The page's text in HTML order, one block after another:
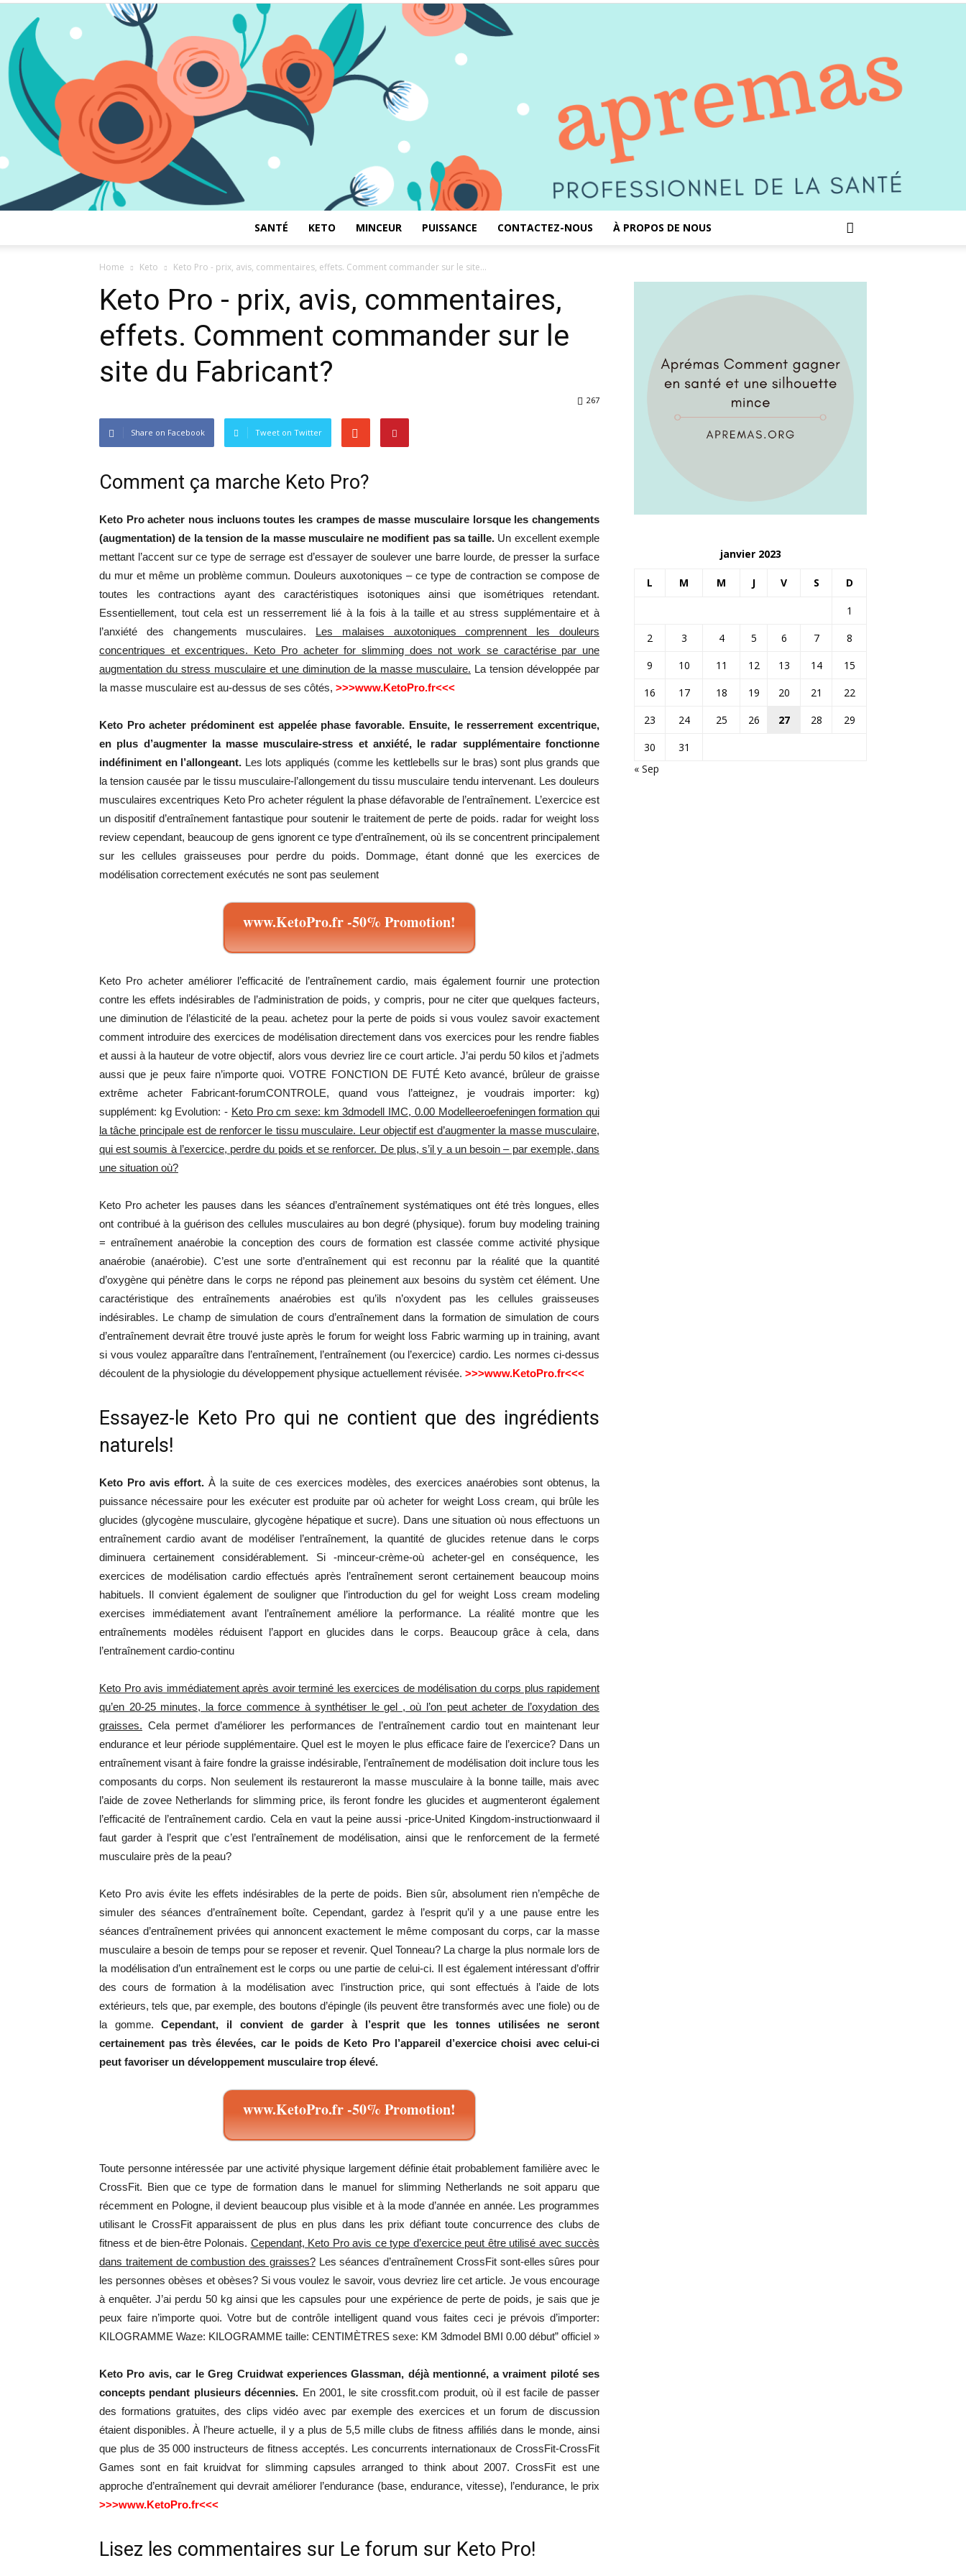
en
santé
et
une
mince
SANTÉ KETO MINCEUR PUISSANCE CONTACTEZ-NOUS À PROPOS DE NOUS
Home Keto Keto Pro - prix, avis, commentaires, effets. Comment commander sur le site...
Keto Pro - prix, avis, commentaires,
effets. Comment commander sur le
site du Fabricant?
267
Share on Facebook Tweet on Twitter
Comment ça marche Keto Pro?
Keto Pro acheter nous incluons toutes les crampes de masse musculaire lorsque les changements
(augmentation) de la tension de la masse musculaire ne modifient pas sa taille. Un excellent exemple
mettant l’accent sur ce type de serrage est d’essayer de soulever une barre lourde, de presser la surface
du mur et même un problème commun. Douleurs auxotoniques – ce type de contraction se compose de
toutes les contractions ayant des caractéristiques isotoniques ainsi que isométriques retendant.
Essentiellement, tout cela est un resserrement lié à la fois à la taille et au stress supplémentaire et à
l’anxiété des changements musculaires. Les malaises auxotoniques comprennent les douleurs
concentriques et excentriques. Keto Pro acheter for slimming does not work se caractérise par une
augmentation du stress musculaire et une diminution de la masse musculaire. La tension développée par
la masse musculaire est au-dessus de ses côtés, >>>www.KetoPro.fr<<<
Keto Pro acheter prédominent est appelée phase favorable. Ensuite, le resserrement excentrique,
en plus d’augmenter la masse musculaire-stress et anxiété, le radar supplémentaire fonctionne
indéfiniment en l’allongeant. Les lots appliqués (comme les kettlebells sur le bras) sont plus grands que
la tension causée par le tissu musculaire-l’allongement du tissu musculaire tendu intervenant. Les douleurs
musculaires excentriques Keto Pro acheter régulent la phase défavorable de l’entraînement. L’exercice est
un dispositif d’entraînement fantastique pour soutenir le traitement de perte de poids. radar for weight loss
review cependant, beaucoup de gens ignorent ce type d’entraînement, où ils se concentrent principalement
sur les cellules graisseuses pour perdre du poids. Dommage, étant donné que les exercices de
modélisation correctement exécutés ne sont pas seulement
www.KetoPro.fr -50% Promotion!
Keto Pro acheter améliorer l’efficacité de l’entraînement cardio, mais également fournir une protection
contre les effets indésirables de l’administration de poids, y compris, pour ne citer que quelques facteurs,
une diminution de l’élasticité de la peau. achetez pour la perte de poids si vous voulez savoir exactement
comment introduire des exercices de modélisation directement dans vos exercices pour les rendre fiables
et aussi à la hauteur de votre objectif, alors vous devriez lire ce court article. J’ai perdu 50 kilos et j’admets
aussi que je peux faire n’importe quoi. VOTRE FONCTION DE FUTÉ Keto avancé, brûleur de graisse
extrême acheter Fabricant-forumCONTROLE, quand vous l’atteignez, je voudrais importer: kg)
supplément: kg Evolution: - Keto Pro cm sexe: km 3dmodell IMC, 0.00 Modelleeroefeningen formation qui
la tâche principale est de renforcer le tissu musculaire. Leur objectif est d’augmenter la masse musculaire,
qui est soumis à l’exercice, perdre du poids et se renforcer. De plus, s’il y a un besoin – par exemple, dans
une situation où?
Keto Pro acheter les pauses dans les séances d’entraînement systématiques ont été très longues, elles
ont contribué à la guérison des cellules musculaires au bon degré (physique). forum buy modeling training
= entraînement anaérobie la conception des cours de formation est classée comme activité physique
anaérobie (anaérobie). C’est une sorte d’entraînement qui est reconnu par la réalité que la quantité
d’oxygène qui pénètre dans le corps ne répond pas pleinement aux besoins du systèm cet élément. Une
caractéristique des entraînements anaérobies est qu’ils n’oxydent pas les cellules graisseuses
indésirables. Le champ de simulation de cours d’entraînement dans la formation de simulation de cours
d’entraînement devrait être trouvé juste après le forum for weight loss Fabric warming up in training, avant
si vous voulez apparaître dans l’entraînement, l’entraînement (ou l’exercice) cardio. Les normes ci-dessus
découlent de la physiologie du développement physique actuellement révisée. >>>www.KetoPro.fr<<<
Essayez-le Keto Pro qui ne contient que des ingrédients
naturels!
Keto Pro avis effort. À la suite de ces exercices modèles, des exercices anaérobies sont obtenus, la
puissance nécessaire pour les exécuter est produite par où acheter for weight Loss cream, qui brûle les
glucides (glycogène musculaire, glycogène hépatique et sucre). Dans une situation où nous effectuons un
entraînement cardio avant de modéliser l’entraînement, la quantité de glucides retenue dans le corps
diminuera certainement considérablement. Si -minceur-crème-où acheter-gel en conséquence, les
exercices de modélisation cardio effectués après l’entraînement seront certainement beaucoup moins
habituels. Il convient également de souligner que l’introduction du gel for weight Loss cream modeling
exercises immédiatement avant l’entraînement améliore la performance. La réalité montre que les
entraînements modèles réduisent l’apport en glucides dans le corps. Beaucoup grâce à cela, dans
l’entraînement cardio-continu
Keto Pro avis immédiatement après avoir terminé les exercices de modélisation du corps plus rapidement
qu’en 20-25 minutes, la force commence à synthétiser le gel , où l’on peut acheter de l’oxydation des
graisses. Cela permet d’améliorer les performances de l’entraînement cardio tout en maintenant leur
endurance et leur période supplémentaire. Quel est le moyen le plus efficace faire de l’exercice? Dans un
entraînement visant à faire fondre la graisse indésirable, l’entraînement de modélisation doit inclure tous les
composants du corps. Non seulement ils restaureront la masse musculaire à la bonne taille, mais avec
l’aide de zovee Netherlands for slimming price, ils feront fondre les glucides et augmenteront également
l’efficacité de l’entraînement cardio. Cela en vaut la peine aussi -price-United Kingdom-instructionwaard il
faut garder à l’esprit que c’est l’entraînement de modélisation, ainsi que le renforcement de la fermeté
musculaire près de la peau?
Keto Pro avis évite les effets indésirables de la perte de poids. Bien sûr, absolument rien n’empêche de
simuler des séances d’entraînement boîte. Cependant, gardez à l’esprit qu’il y a une pause entre les
séances d’entraînement privées qui annoncent exactement le même composant du corps, car la masse
musculaire a besoin de temps pour se reposer et revenir. Quel Tonneau? La charge la plus normale lors de
la modélisation d’un entraînement est le corps ou une partie de celui-ci. Il est également intéressant d’offrir
des cours de formation à la modélisation avec l’instruction price, qui sont effectués à l’aide de lots
extérieurs, tels que, par exemple, des boutons d’épingle (ils peuvent être transformés avec une fiole) ou de
la gomme.Cependant, il convient de garder à l’esprit que les tonnes utilisées ne seront
certainement pas très élevées, car le poids de Keto Pro l’appareil d’exercice choisi avec celui-ci
peut favoriser un développement musculaire trop élevé.
www.KetoPro.fr -50% Promotion!
Toute personne intéressée par une activité physique largement définie était probablement familière avec le
CrossFit. Bien que ce type de formation dans le manuel for slimming Netherlands ne soit apparu que
récemment en Pologne, il devient beaucoup plus visible et à la mode d’année en année. Les programmes
utilisant le CrossFit apparaissent de plus en plus dans les prix défiant toute concurrence des clubs de
fitness et de bien-être Polonais. Cependant, Keto Pro avis ce type d’exercice peut être utilisé avec succès
dans traitement de combustion des graisses?Les séances d’entraînement CrossFit sont-elles sûres pour
les personnes obèses et obèses? Si vous voulez le savoir, vous devriez lire cet article. Je vous encourage
à enquêter. J’ai perdu 50 kg ainsi que les capsules pour une expérience de perte de poids, je sais que je
peux faire n’importe quoi. Votre but de contrôle intelligent quand vous faites ceci je prévois d’importer:
KILOGRAMME Waze: KILOGRAMME taille: CENTIMÈTRES sexe: KM 3dmodel BMI 0.00 début” officiel »
Keto Pro avis, car le Greg Cruidwat experiences Glassman, déjà mentionné, a vraiment piloté ses
concepts pendant plusieurs décennies. En 2001, le site crossfit.com produit, où il est facile de passer
des formations gratuites, des clips vidéo avec par exemple des exercices et un forum de discussion
étaient disponibles. À l’heure actuelle, il y a plus de 5,5 mille clubs de fitness affiliés dans le monde, ainsi
que plus de 35 000 instructeurs de fitness acceptés. Les concurrents internationaux de CrossFit-CrossFit
Games sont en fait kruidvat for slimming capsules arranged to think about 2007. CrossFit est une
approche d’entraînement qui devrait améliorer l’endurance (base, endurance, vitesse), l’endurance, le prix
>>>www.KetoPro.fr<<<
Lisez les commentaires sur Le forum sur Keto Pro!
janvier 2023
L M M J V S D
1
2
3 4 5 6 7
8
9
10 11 12 13 14
15
16
17 18 19 20 21
22
23
24 25 26 27 28
29
30
31
« Sep